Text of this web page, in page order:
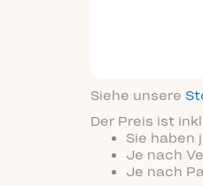
Siehe unsere
Der Preis ist
Sie haben
Je nach
Je nach